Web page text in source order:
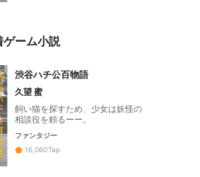
ゲーム小説
渋谷ハチ公百物語
久望 蜜
飼い猫を探すため、少女は妖怪の
相談役を頼るーー。
ファンタジー
16,060Tap